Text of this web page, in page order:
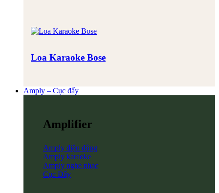
Loa Karaoke Bose
Amply – Cục đẩy
Amplifier
Amply điện động
Amply karaoke
Amply nghe nhạc
Cục Đẩy